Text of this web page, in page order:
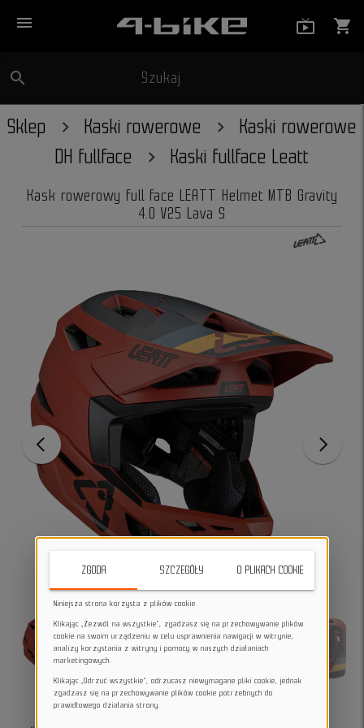
menu shopping_cart
search Szukaj
Sklep Kaski rowerowe
Kaski rowerowe
DH fullface
Kaski fullface Leatt
Kask rowerowy full face LEATT Helmet MTB Gravity
4.0 V25 Lava S
ZGODA SZCZEGÓŁY O PLIKACH COOKIE
Niniejsza strona korzysta z plików cookie
Klikając „Zezwól na wszystkie”, zgadzasz się na przechowywanie plików
cookie na swoim urządzeniu w celu usprawnienia nawigacji w witrynie,
analizy korzystania z witryny i pomocy w naszych działaniach
marketingowych.
Klikając „Odrzuć wszystkie”, odrzucasz niewymagane pliki cookie, jednak
zgadzasz się na przechowywanie plików cookie potrzebnych do
prawidłowego działania strony.